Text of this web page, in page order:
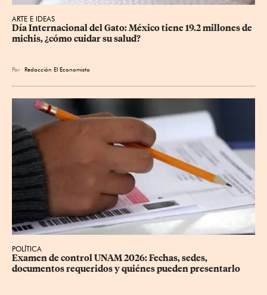
ARTE E IDEAS
Día Internacional del Gato: México tiene 19.2 millones de
michis, ¿cómo cuidar su salud?
Por Redacción El Economista
POLÍTICA
Examen de control UNAM 2026: Fechas, sedes,
documentos requeridos y quiénes pueden presentarlo